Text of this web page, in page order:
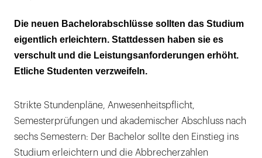
Die neuen Bachelorabschlüsse sollten das Studium
eigentlich erleichtern. Stattdessen haben sie es
verschult und die Leistungsanforderungen erhöht.
Etliche Studenten verzweifeln.
Strikte Stundenpläne, Anwesenheitspflicht,
Semesterprüfungen und akademischer Abschluss nach
sechs Semestern: Der Bachelor sollte den Einstieg ins
Studium erleichtern und die Abbrecherzahlen